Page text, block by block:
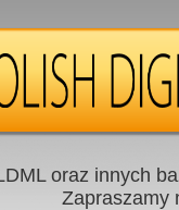
oraz innych
Zapraszamy